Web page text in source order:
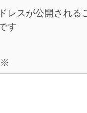
レスが公開される
す
※